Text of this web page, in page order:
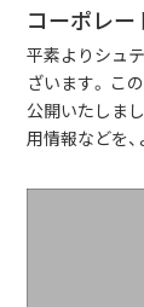
コーポレ
平素よりシュ
ざいます。 こ
公開いたしま
用情報などを